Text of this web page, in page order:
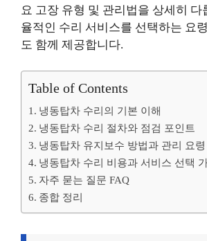
요 고장 유형 및 관리법을 상세히 다
율적인 수리 서비스를 선택하는 요
도 함께 제공합니다.
Table of Contents
냉동탑차 수리의 기본 이해
냉동탑차 수리 절차와 점검 포인트
냉동탑차 유지보수 방법과 관리 요령
냉동탑차 수리 비용과 서비스 선택
자주 묻는 질문 FAQ
종합 정리